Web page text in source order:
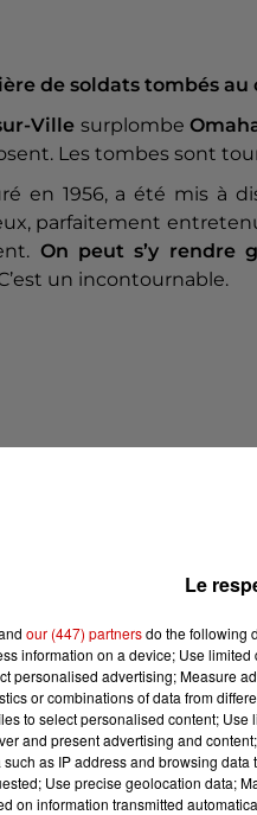
de soldats tombés
Ville surplombe
Les tombes sont
en 1956, a été mis à
parfaitement
On peut s’y rendre
un incontournable.
Le
our (447) partnersdo the following
information on a device; Use
personalised advertising; Measure
or combinations of data from
to select personalised content; Use
and present advertising and
such as IP address and browsing
Use precise geolocation data;
on information transmitted